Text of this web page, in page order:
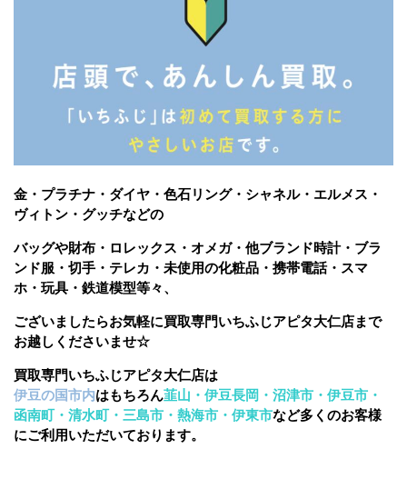
金・プラチナ・ダイヤ・色石リング・シャネル・エルメス・
ヴィトン・グッチなどの
バッグや財布・ロレックス・オメガ・他ブランド時計・ブラ
ンド服・切手・テレカ・未使用の化粧品・携帯電話・スマ
ホ・玩具・鉄道模型等々、
ございましたらお気軽に買取専門いちふじアピタ大仁店まで
お越しくださいませ☆
買取専門いちふじアピタ大仁店は
伊豆の国市内はもちろん韮山・伊豆長岡・沼津市・伊豆市・
函南町・清水町・三島市・熱海市・伊東市など多くのお客様
にご利用いただいております。